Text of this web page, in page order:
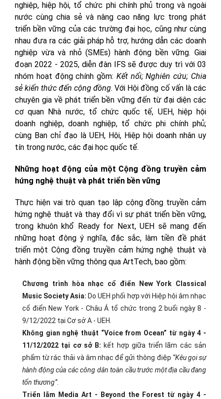
nghiệp, hiệp hội, tổ chức phi chính phủ trong và ngoài
nước cùng chia sẻ và nâng cao năng lực trong phát
triển bền vững của các trường đại học, cũng như cùng
nhau đưa ra các giải pháp hỗ trợ, hướng dẫn các doanh
nghiệp vừa và nhỏ (SMEs) hành động bền vững. Giai
đoạn 2022 - 2025, diễn đàn IFS sẽ được duy trì với 03
nhóm hoạt động chính gồm: Kết nối; Nghiên cứu; Chia
sẻ kiến thức đến cộng đồng. Với Hội đồng cố vấn là các
chuyên gia về phát triển bền vững đến từ đại diện các
cơ quan Nhà nước, tổ chức quốc tế, UEH, hiệp hội
doanh nghiệp, doanh nghiệp, tổ chức phi chính phủ;
cùng Ban chỉ đạo là UEH, Hội, Hiệp hội doanh nhân uy
tín trong nước, các đại học quốc tế.
Những hoạt động của một Cộng đồng truyền cảm
hứng nghệ thuật và phát triển bền vững
Thực hiện vai trò quan tạo lập cộng đồng truyền cảm
hứng nghệ thuật và thay đổi vì sự phát triển bền vững,
trong khuôn khổ Ready for Next, UEH sẽ mang đến
những hoạt động ý nghĩa, đặc sắc, làm tiền đề phát
triển một Cộng đồng truyền cảm hứng nghệ thuật và
hành động bền vững thông qua ArtTech, bao gồm:
Chương trình hòa nhạc cổ điển New York Classical
Music Society Asia: Do UEH phối hợp với Hiệp hội âm nhạc
cổ điển New York - Châu Á tổ chức trong 2 buổi ngày 8 -
9/12/2022 tại Cơ sở A - UEH.
Không gian nghệ thuật “Voice from Ocean” từ ngày 4 -
11/12/2022 tại cơ sở B: kết hợp giữa triển lãm các sản
phẩm từ rác thải và âm nhạc để gửi thông điệp “Kêu gọi sự
hành động của các công dân toàn cầu trước một địa cầu đang
tổn thương”.
Triển lãm Media Art - Beyond the Forest từ ngày 4 -